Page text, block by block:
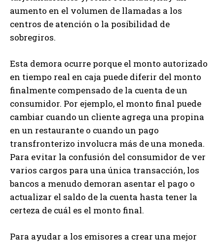
aumento en el volumen de llamadas a los
centros de atención o la posibilidad de
sobregiros.
Esta demora ocurre porque el monto autorizado
en tiempo real en caja puede diferir del monto
finalmente compensado de la cuenta de un
consumidor. Por ejemplo, el monto final puede
cambiar cuando un cliente agrega una propina
en un restaurante o cuando un pago
transfronterizo involucra más de una moneda.
Para evitar la confusión del consumidor de ver
varios cargos para una única transacción, los
bancos a menudo demoran asentar el pago o
actualizar el saldo de la cuenta hasta tener la
certeza de cuál es el monto final.
Para ayudar a los emisores a crear una mejor